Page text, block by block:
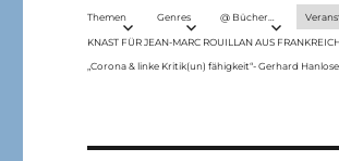
Themen Genres @ Bücher…
KNAST FÜR JEAN-MARC ROUILLAN AUS
„Corona & linke Kritik(un) fähigkeit“- Gerhard